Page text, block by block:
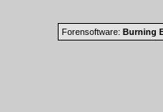
Forensoftware: Burning